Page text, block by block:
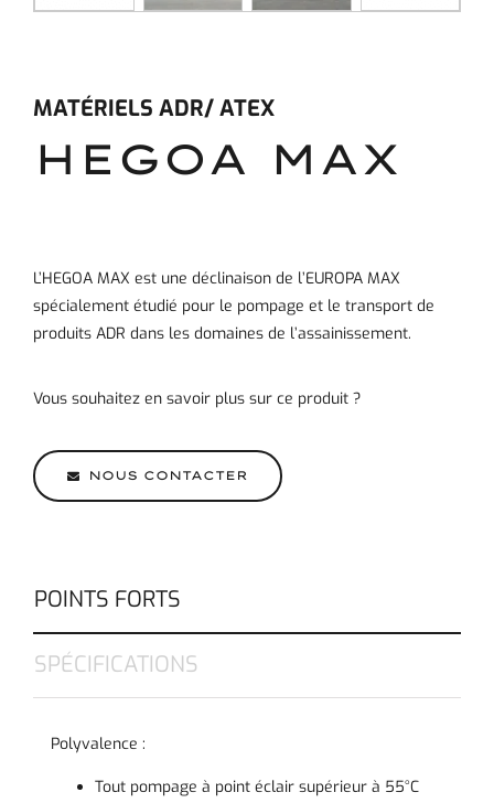
MATÉRIELS ADR/ ATEX
HEGOA MAX
L’HEGOA MAX est une déclinaison de l’EUROPA MAX
spécialement étudié pour le pompage et le transport de
produits ADR dans les domaines de l’assainissement.
Vous souhaitez en savoir plus sur ce produit ?
NOUS CONTACTER
POINTS FORTS
SPÉCIFICATIONS
Polyvalence :
Tout pompage à point éclair supérieur à 55°C